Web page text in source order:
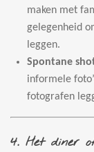
maken met
gelegenheid
leggen.
Spontane
informele
fotografen
4. Het diner